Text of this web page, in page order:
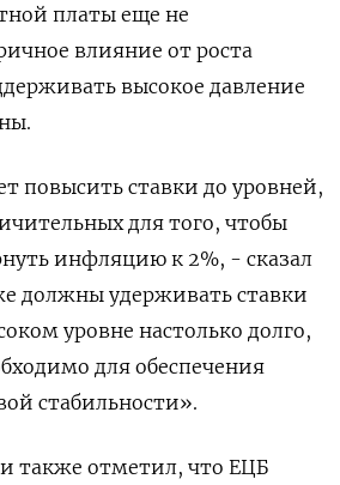
платы еще не
влияние от роста
высокое давление
повысить ставки до уровней,
для того, чтобы
инфляцию к 2%, - сказал
должны удерживать ставки
уровне настолько долго,
для обеспечения
стабильности».
также отметил, что ЕЦБ